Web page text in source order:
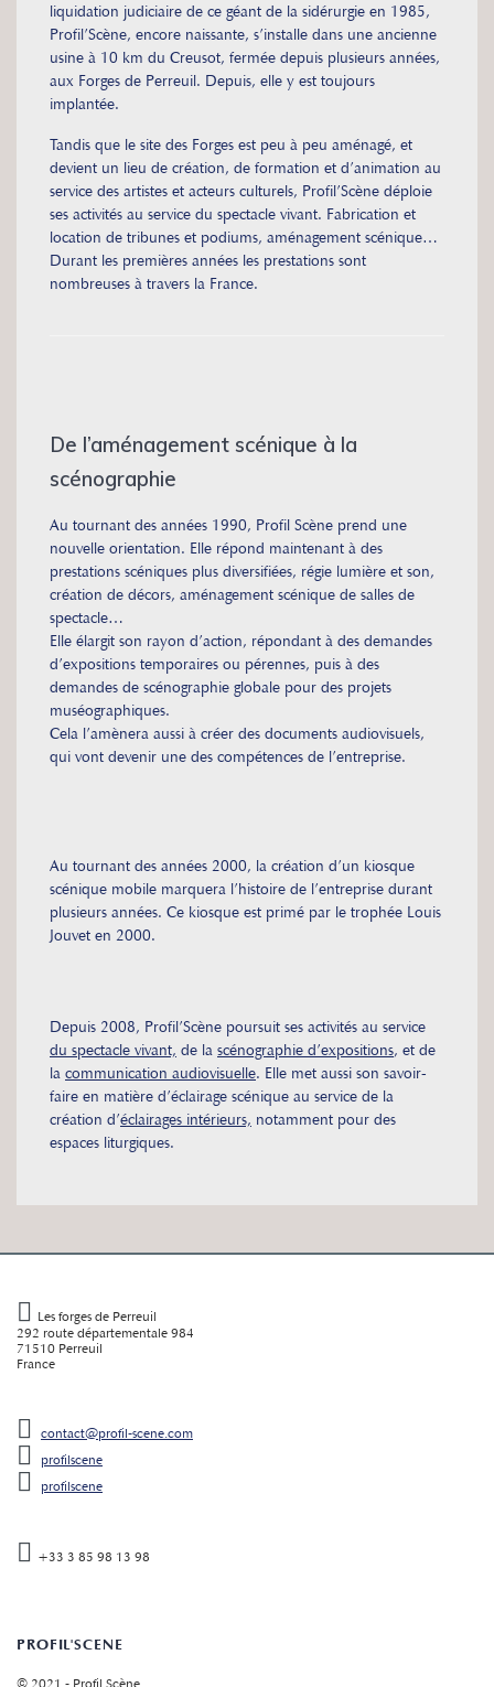
liquidation judiciaire de ce géant de la sidérurgie en 1985,
Profil’Scène, encore naissante, s’installe dans une ancienne
usine à 10 km du Creusot, fermée depuis plusieurs années,
aux Forges de Perreuil. Depuis, elle y est toujours
implantée.
Tandis que le site des Forges est peu à peu aménagé, et
devient un lieu de création, de formation et d’animation au
service des artistes et acteurs culturels, Profil’Scène déploie
ses activités au service du spectacle vivant. Fabrication et
location de tribunes et podiums, aménagement scénique…
Durant les premières années les prestations sont
nombreuses à travers la France.
De l’aménagement scénique à la
scénographie
Au tournant des années 1990, Profil Scène prend une
nouvelle orientation. Elle répond maintenant à des
prestations scéniques plus diversifiées, régie lumière et son,
création de décors, aménagement scénique de salles de
spectacle…
Elle élargit son rayon d’action, répondant à des demandes
d’expositions temporaires ou pérennes, puis à des
demandes de scénographie globale pour des projets
muséographiques.
Cela l’amènera aussi à créer des documents audiovisuels,
qui vont devenir une des compétences de l’entreprise.
Au tournant des années 2000, la création d’un kiosque
scénique mobile marquera l’histoire de l’entreprise durant
plusieurs années. Ce kiosque est primé par le trophée Louis
Jouvet en 2000.
Depuis 2008, Profil’Scène poursuit ses activités au service
du spectacle vivant, de la scénographie d’expositions, et de
la communication audiovisuelle. Elle met aussi son savoir-
faire en matière d’éclairage scénique au service de la
création d’éclairages intérieurs, notamment pour des
espaces liturgiques.
PROFIL'SCENE
© 2021 - Profil Scène
Les forges de Perreuil
292 route départementale 984
71510 Perreuil
France
contact@profil-scene.com
profilscene
profilscene
+33 3 85 98 13 98